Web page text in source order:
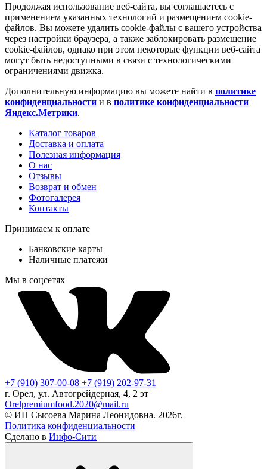
Продолжая использование веб-сайта, вы соглашаетесь с
применением указанных технологий и размещением cookie-
файлов. Вы можете удалить cookie-файлы с вашего устройства
через настройки браузера, а также заблокировать размещение
cookie-файлов, однако при этом некоторые функции веб-сайта
могут быть недоступными в связи с технологическими
ограничениями движка.
Дополнительную информацию вы можете найти в политике
конфиденциальности и в политике конфиденциальности
Яндекс.Метрики.
Каталог товаров
Доставка и оплата
Полезная информация
О нас
Отзывы
Возврат и обмен
Фотогалерея
Контакты
Принимаем к оплате
Банковские карты
Наличные платежи
Мы в соцсетях
+7 (910) 307-00-08 +7 (919) 202-97-31
г. Орел, ул. Автогрейдерная, 4, 2 эт
Orelpremiumfood.2020@mail.ru
© ИП Сысоева Марина Леонидовна. 2026г.
Политика конфиденциальности
Сделано в Инфо-Сити